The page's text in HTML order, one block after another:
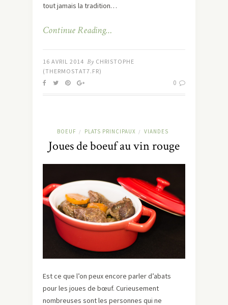
tout jamais la tradition…
Continue Reading…
16 AVRIL 2014 By CHRISTOPHE
(THERMOSTAT7.FR)
0
BOEUF / PLATS PRINCIPAUX / VIANDES
Joues de boeuf au vin rouge
Est ce que l’on peux encore parler d’abats
pour les joues de bœuf. Curieusement
nombreuses sont les personnes qui ne